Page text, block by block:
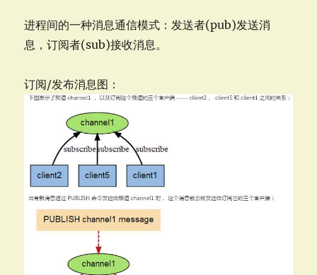
进程间的一种消息通信模式：发送者(pub)发送消
息，订阅者(sub)接收消息。
订阅/发布消息图：